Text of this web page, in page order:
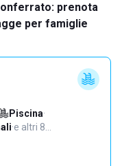
prenota
per famiglie
Piscina·
·e altri 8…